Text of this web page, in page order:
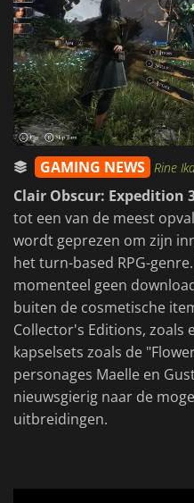
GAMING NEWS Rine
Clair Obscur: Expedition
tot een van de meest
wordt geprezen om zijn
het turn-based RPG-
momenteel geen
buiten de cosmetische
Collector's Editions, zoals
kapselsets zoals de
personages Maelle en
nieuwsgierig naar de
uitbreidingen.